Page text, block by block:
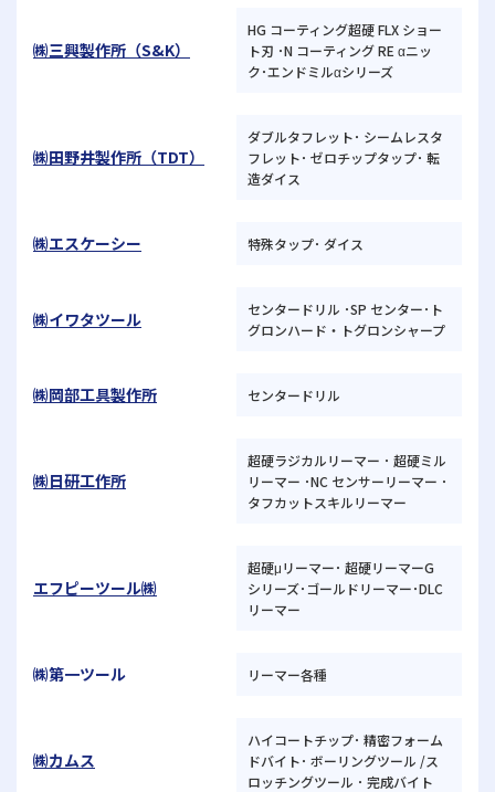
㈱三興製作所（S&K）
HG コーティング超硬 FLX ショー
ト刃 ･N コーティング RE αニッ
ク･エンドミルαシリーズ
㈱田野井製作所（TDT）
ダブルタフレット･ シームレスタ
フレット･ ゼロチップタップ･ 転
造ダイス
㈱エスケーシー 特殊タップ･ ダイス
㈱イワタツール
センタードリル ･SP センター･ト
グロンハード・トグロンシャープ
㈱岡部工具製作所 センタードリル
㈱日研工作所
超硬ラジカルリーマー ･ 超硬ミル
リーマー ･NC センサーリーマー ･
タフカットスキルリーマー
エフピーツール㈱
超硬μリーマー･ 超硬リーマーG
シリーズ･ゴールドリーマー･DLC
リーマー
㈱第一ツール リーマー各種
㈱カムス
ハイコートチップ･ 精密フォーム
ドバイト･ ボーリングツール /ス
ロッチングツール ･ 完成バイト